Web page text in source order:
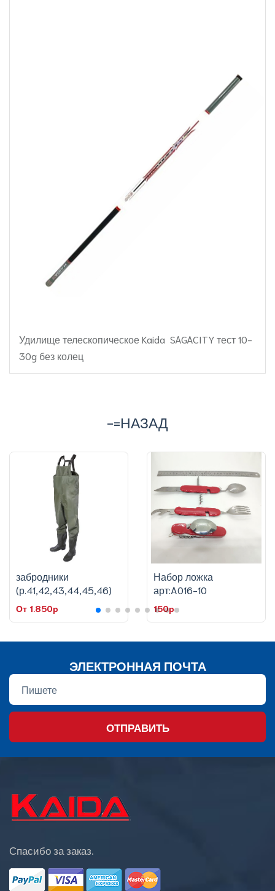
Удилище телескопическое Kaida SAGACITY тест 10-
30g без колец
-=НАЗАД
забродники
(р.41,42,43,44,45,46)
От 1.850p
Набор ложка
арт:A016-10
150p
ЭЛЕКТРОННАЯ ПОЧТА
ОТПРАВИТЬ
Спасибо за заказ.